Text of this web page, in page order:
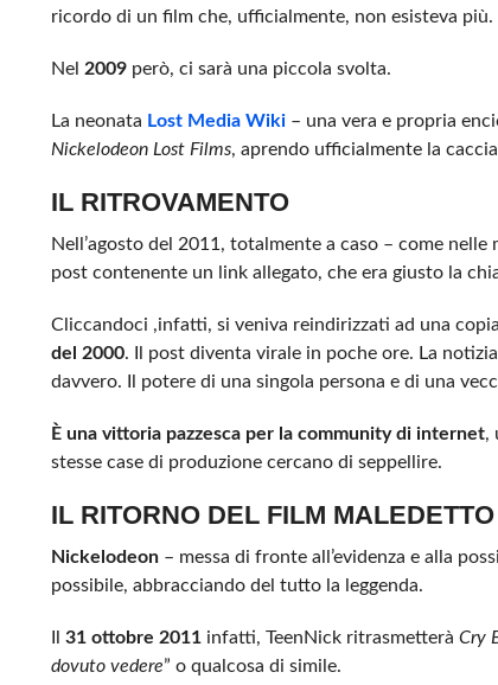
ricordo di un film che, ufficialmente, non esisteva più.
Nel 2009però, ci sarà una piccola svolta.
La neonata Lost Media Wiki– una vera e propria
Nickelodeon Lost Films, aprendo ufficialmente la
IL RITROVAMENTO
Nell’agosto del 2011, totalmente a caso – come
post contenente un link allegato, che era giusto la
Cliccandoci ,infatti, si veniva reindirizzati ad una
del 2000. Il post diventa virale in poche ore. La
davvero. Il potere di una singola persona e di una
È una vittoria pazzesca per la community di internet,
stesse case di produzione cercano di seppellire.
IL RITORNO DEL FILM
Nickelodeon– messa di fronte all’evidenza e alla
possibile, abbracciando del tutto la leggenda.
31 ottobre 2011infatti, TeenNick ritrasmetterà Cry
dovuto vedere” o qualcosa di simile.